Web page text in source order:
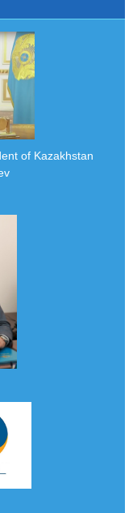
of Kazakhstan